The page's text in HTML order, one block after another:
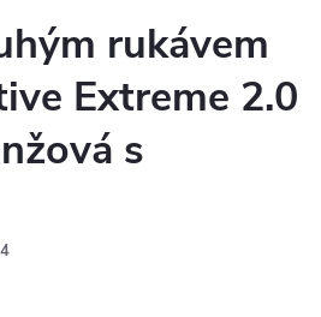
rukávem
Extreme 2.0
s